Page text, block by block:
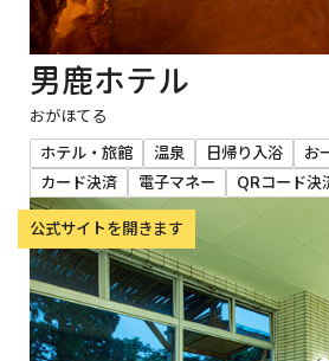
男鹿ホテル
おがほてる
ホテル・旅館
温泉 日帰り入浴 お
カード決済
電子マネー QRコード決